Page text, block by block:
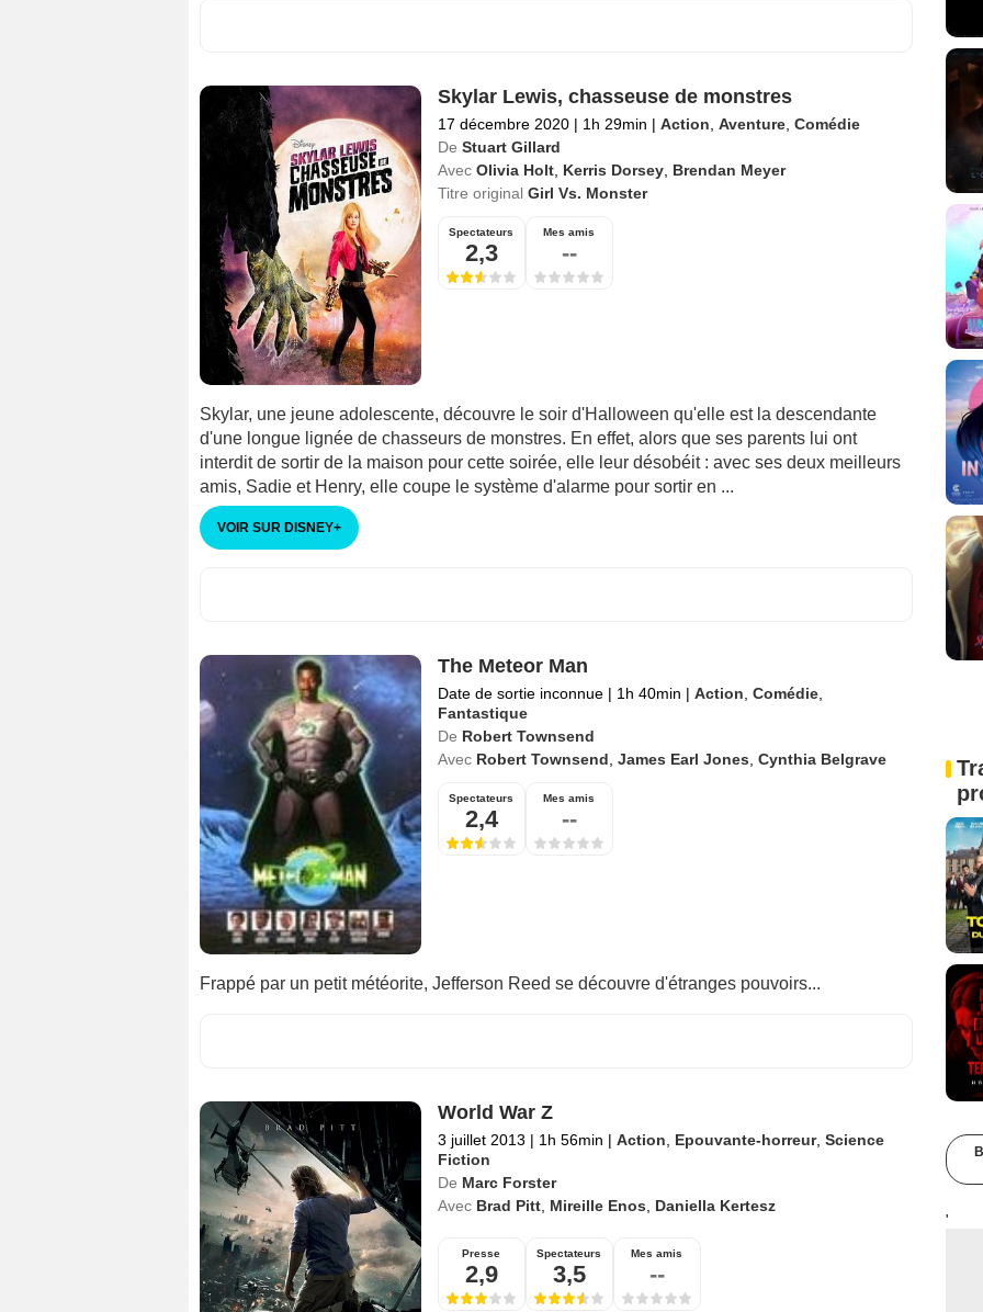
Skylar Lewis, chasseuse de monstres
17 décembre 2020 | 1h 29min | Action, Aventure, Comédie
De Stuart Gillard
Avec Olivia Holt, Kerris Dorsey, Brendan Meyer
Titre original Girl Vs. Monster
Spectateurs
2,3
Mes amis
--
Skylar, une jeune adolescente, découvre le soir d'Halloween qu'elle est la descendante
d'une longue lignée de chasseurs de monstres. En effet, alors que ses parents lui ont
interdit de sortir de la maison pour cette soirée, elle leur désobéit : avec ses deux meilleurs
amis, Sadie et Henry, elle coupe le système d'alarme pour sortir en ...
VOIR SUR DISNEY+
The Meteor Man
Date de sortie inconnue | 1h 40min | Action, Comédie,
Fantastique
De Robert Townsend
Avec Robert Townsend, James Earl Jones, Cynthia Belgrave
Spectateurs
2,4
Mes amis
--
Frappé par un petit météorite, Jefferson Reed se découvre d'étranges pouvoirs...
World War Z
3 juillet 2013 | 1h 56min | Action, Epouvante-horreur, Science
Fiction
De Marc Forster
Avec Brad Pitt, Mireille Enos, Daniella Kertesz
Presse
2,9
Spectateurs
3,5
Mes amis
--
'